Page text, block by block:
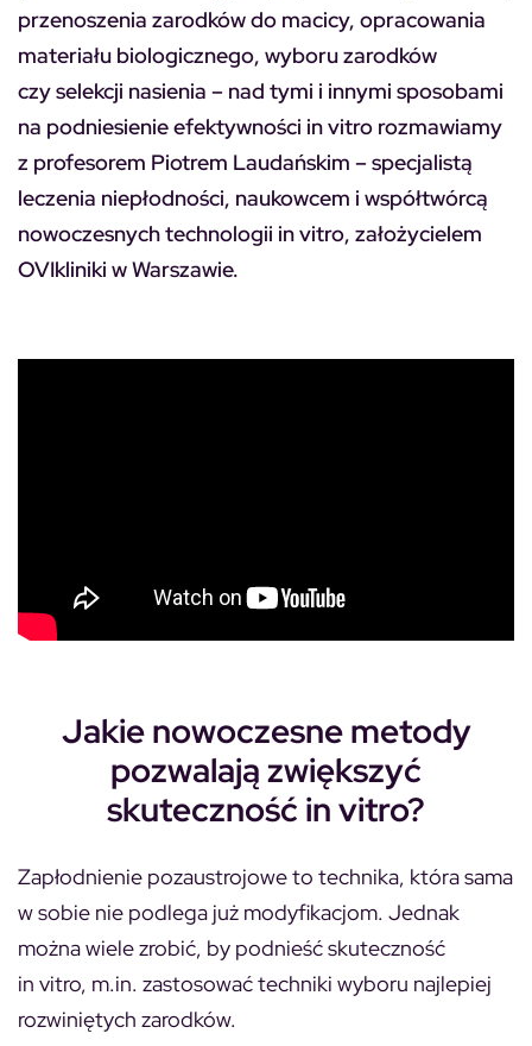
przenoszenia zarodków do macicy, opracowania
materiału biologicznego, wyboru zarodków
czy selekcji nasienia – nad tymi i innymi sposobami
na podniesienie efektywności in vitro rozmawiamy
z profesorem Piotrem Laudańskim – specjalistą
leczenia niepłodności, naukowcem i współtwórcą
nowoczesnych technologii in vitro, założycielem
OVIkliniki w Warszawie.
Jakie nowoczesne metody
pozwalają zwiększyć
skuteczność in vitro?
Zapłodnienie pozaustrojowe to technika, która sama
w sobie nie podlega już modyfikacjom. Jednak
można wiele zrobić, by podnieść skuteczność
in vitro, m.in. zastosować techniki wyboru najlepiej
rozwiniętych zarodków.